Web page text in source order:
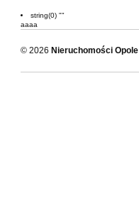
string(0) ""
aaaa
© 2026 Nieruchomości Opole